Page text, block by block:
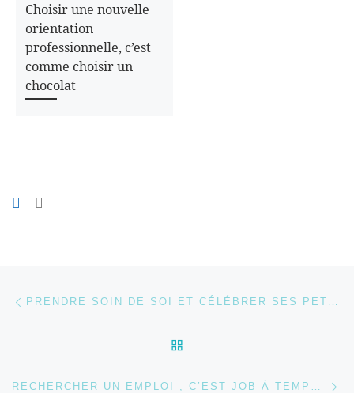
Choisir une nouvelle
orientation
professionnelle, c’est
comme choisir un
chocolat
Parcourir les articles PRENDRE SOIN DE SOI ET CÉLÉBRER SES PETITES ET GRANDES VICTOIRES